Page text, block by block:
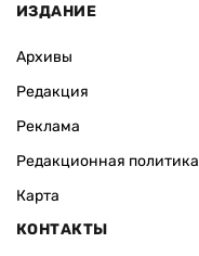
ИЗДАНИЕ
Архивы
Редакция
Реклама
Редакционная политика
Карта
КОНТАКТЫ